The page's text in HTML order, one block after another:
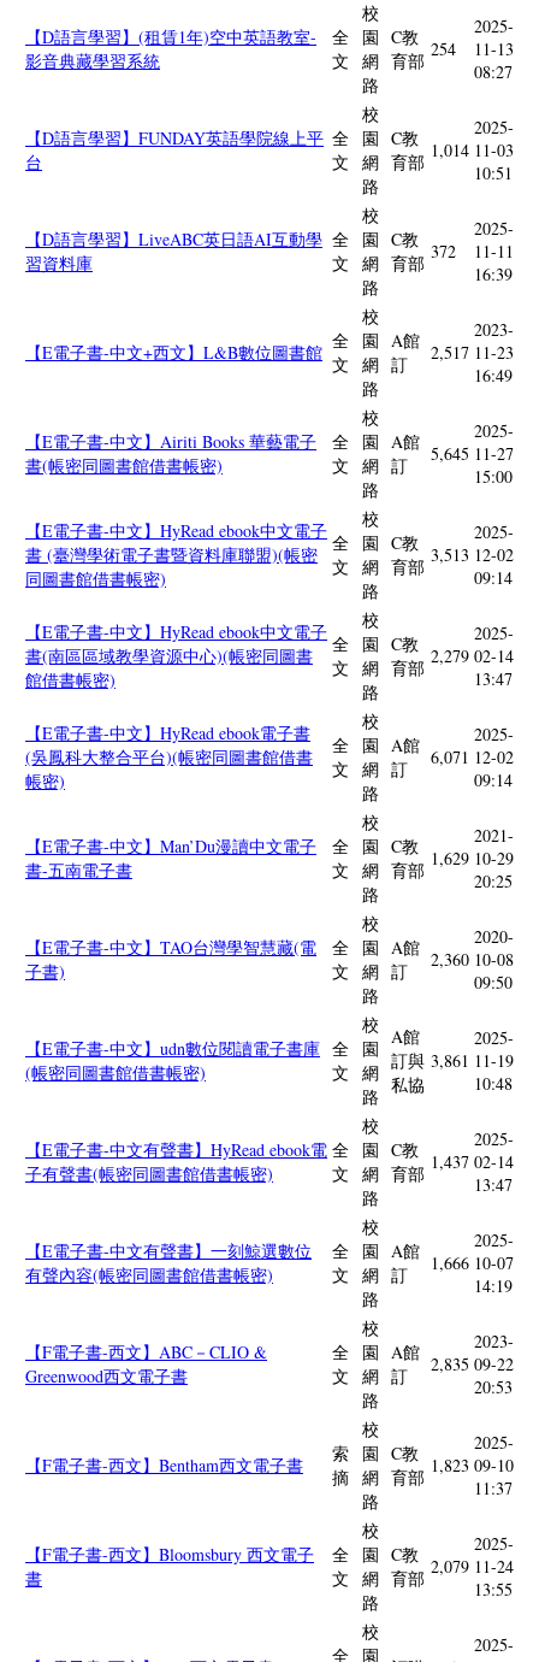
【D語言學習】(租賃1年)空中英語教室-
影音典藏學習系統
全
文
校
園
網
路
C教
育部
254
2025-
11-13
08:27
【D語言學習】FUNDAY英語學院線上平
台
全
文
校
園
網
路
C教
育部
1,014
2025-
11-03
10:51
【D語言學習】LiveABC英日語AI互動學
習資料庫
全
文
校
園
網
路
C教
育部
372
2025-
11-11
16:39
【E電子書-中文+西文】L&B數位圖書館
全
文
校
園
網
路
A館
訂
2,517
2023-
11-23
16:49
【E電子書-中文】Airiti Books 華藝電子
書(帳密同圖書館借書帳密)
全
文
校
園
網
路
A館
訂
5,645
2025-
11-27
15:00
【E電子書-中文】HyRead ebook中文電子
書 (臺灣學術電子書暨資料庫聯盟)(帳密
同圖書館借書帳密)
全
文
校
園
網
路
C教
育部
3,513
2025-
12-02
09:14
【E電子書-中文】HyRead ebook中文電子
書(南區區域教學資源中心)(帳密同圖書
館借書帳密)
全
文
校
園
網
路
C教
育部
2,279
2025-
02-14
13:47
【E電子書-中文】HyRead ebook電子書
(吳鳳科大整合平台)(帳密同圖書館借書
帳密)
全
文
校
園
網
路
A館
訂
6,071
2025-
12-02
09:14
【E電子書-中文】Man’Du漫讀中文電子
書-五南電子書
全
文
校
園
網
路
C教
育部
1,629
2021-
10-29
20:25
【E電子書-中文】TAO台灣學智慧藏(電
子書)
全
文
校
園
網
路
A館
訂
2,360
2020-
10-08
09:50
【E電子書-中文】udn數位閱讀電子書庫
(帳密同圖書館借書帳密)
全
文
校
園
網
路
A館
訂與
私協
3,861
2025-
11-19
10:48
【E電子書-中文有聲書】HyRead ebook電
子有聲書(帳密同圖書館借書帳密)
全
文
校
園
網
路
C教
育部
1,437
2025-
02-14
13:47
【E電子書-中文有聲書】一刻鯨選數位
有聲內容(帳密同圖書館借書帳密)
全
文
校
園
網
路
A館
訂
1,666
2025-
10-07
14:19
【F電子書-西文】ABC－CLIO &
Greenwood西文電子書
全
文
校
園
網
路
A館
訂
2,835
2023-
09-22
20:53
【F電子書-西文】Bentham西文電子書
索
摘
校
園
網
路
C教
育部
1,823
2025-
09-10
11:37
【F電子書-西文】Bloomsbury 西文電子
書
全
文
校
園
網
路
C教
育部
2,079
2025-
11-24
13:55
全
校
園
2025-